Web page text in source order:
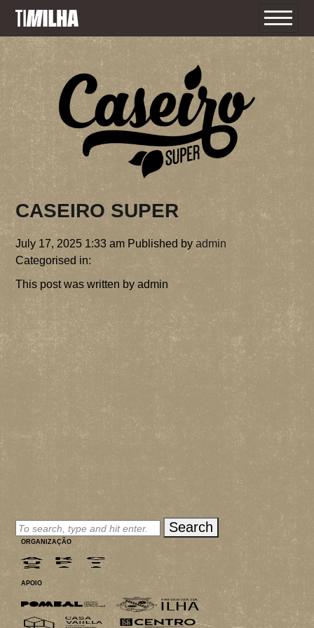
INÍCIO
O TI MILHA
O FESTIVAL
INFORMAÇÕES ÚTEIS
F.A.Q 2026
TERMOS E CONDIÇÕES 2026
PROGRAMA
BILHETES
MERCH
INSCRIÇÕES
PARCEIROS
CONTACTOS
CASEIRO SUPER
July 17, 2025 1:33 am Published byadmin
Categorised in:
This post was written by admin
Search
ORGANIZAÇÃO
APOIO